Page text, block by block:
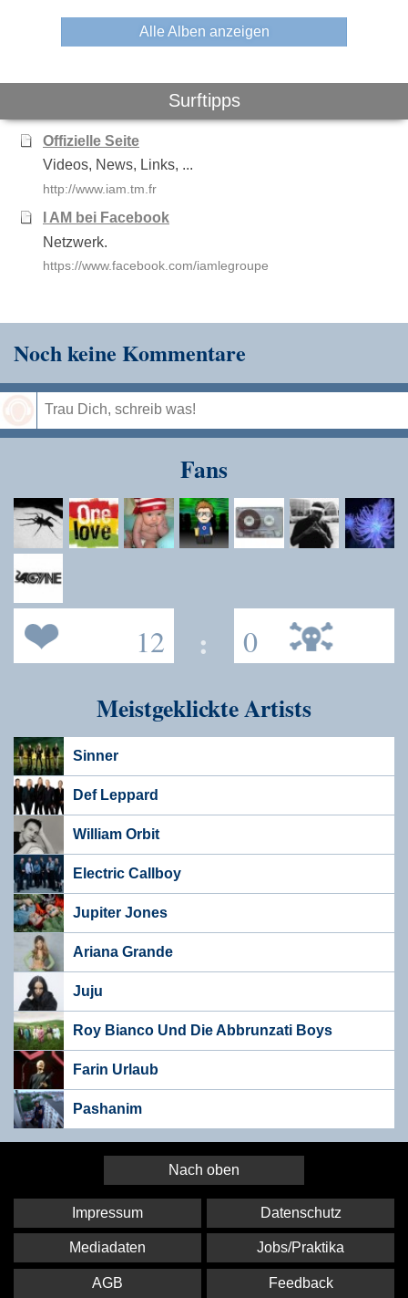
Alle Alben anzeigen
Surftipps
Offizielle Seite
Videos, News, Links, ...
http://www.iam.tm.fr
I AM bei Facebook
Netzwerk.
https://www.facebook.com/iamlegroupe
Noch keine Kommentare
Fans
12 : 0
Meistgeklickte Artists
Sinner
Def Leppard
William Orbit
Electric Callboy
Jupiter Jones
Ariana Grande
Juju
Roy Bianco Und Die Abbrunzati Boys
Farin Urlaub
Pashanim
Nach oben
Impressum Datenschutz
Mediadaten Jobs/Praktika
AGB Feedback